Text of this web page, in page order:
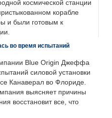
космической станции
корабле
и были готовым к
во время испытаний
Blue Origin Джеффа
силовой установки
Канаверал во Флориде.
выясняет причины
восстановит все, что